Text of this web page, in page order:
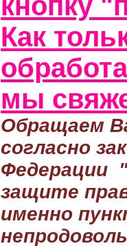
Как
мы
Обращаем
согласно
Федерации
защите
именно